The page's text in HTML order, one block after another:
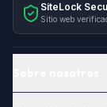
SiteLock
Sitio web